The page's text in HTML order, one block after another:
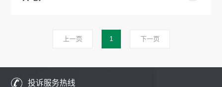
擦浴(A级证据)：32–34 ℃温水擦拭大血管走行区(颈侧、腋窝、
上一页 1 下一页
投诉服务热线